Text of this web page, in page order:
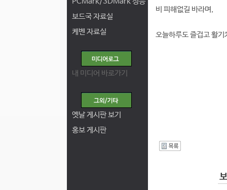
보드국 자료실
케벤 자료실
내 미디어 바로가기
옛날 게시판 보기
홍보 게시판
비 피해없길 바라며,
오늘하루도 즐겁고 활